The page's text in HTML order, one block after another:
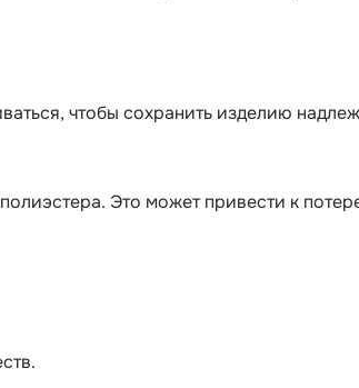
чтобы сохранить изделию
Это может привести к